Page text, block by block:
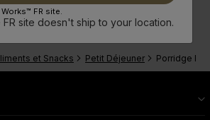
et Snacks Petit Déjeuner Porridge
FR site.
FR site doesn't ship to your location.